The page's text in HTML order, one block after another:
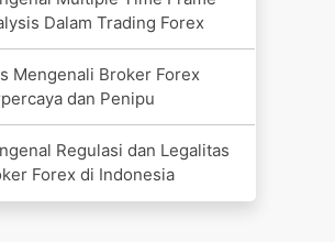
Dalam Trading Forex
Mengenali Broker Forex
dan Penipu
Regulasi dan Legalitas
Forex di Indonesia